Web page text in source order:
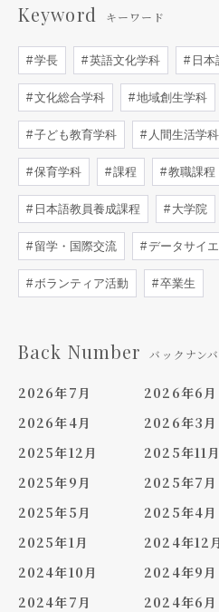
Keyword キーワード
学長 英語文化学科 日本
文化総合学科 地域創生学科
子ども教育学科 人間生活学科
保育学科 課程 教職課程
日本語教員養成課程 大学院
留学・国際交流 データサイ
ボランティア活動 卒業生
Back Number バックナン
2026年7月 2026年6月
2026年4月
2026年3月
2025年12月
2025年11月
2025年9月
2025年7月
2025年5月
2025年4月
2025年1月
2024年12月
2024年10月
2024年9月
2024年7月
2024年6月